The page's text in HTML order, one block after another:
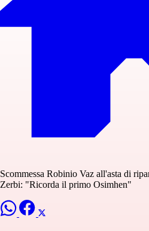
Scommessa Robinio Vaz all'asta di
Zerbi: "Ricorda il primo Osimhen"